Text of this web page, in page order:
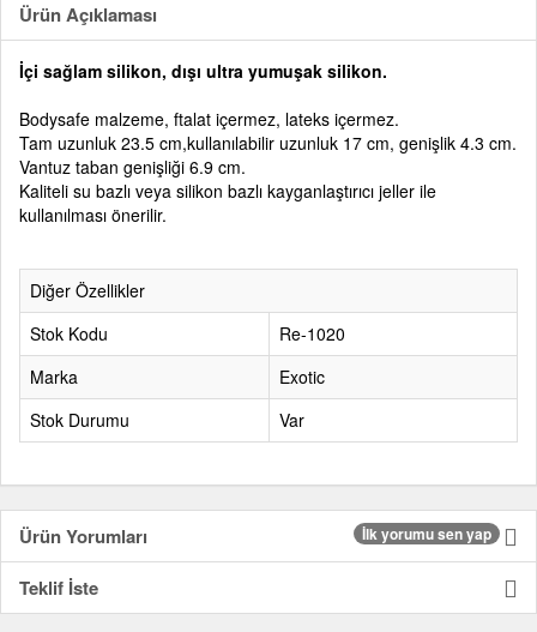
Ürün Açıklaması
İçi sağlam silikon, dışı ultra yumuşak silikon.
Bodysafe malzeme, ftalat içermez, lateks içermez.
Tam uzunluk 23.5 cm,kullanılabilir uzunluk 17 cm, genişlik 4.3 cm.
Vantuz taban genişliği 6.9 cm.
Kaliteli su bazlı veya silikon bazlı kayganlaştırıcı jeller ile
kullanılması önerilir.
Diğer Özellikler
Stok Kodu
Re-1020
Marka
Exotic
Stok Durumu
Var
Ürün Yorumları İlk yorumu sen yap
Teklif İste